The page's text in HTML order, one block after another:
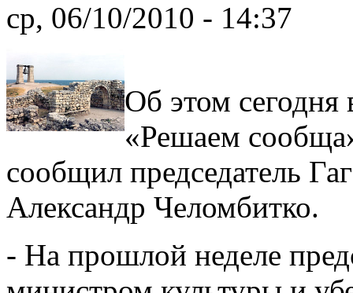
ср, 06/10/2010 - 14:37
Об этом
«Решаем
сообщил председатель
Александр Челомбитко.
- На прошлой неделе